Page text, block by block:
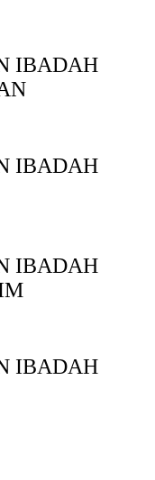
IBADAH
IBADAH
IBADAH
IBADAH